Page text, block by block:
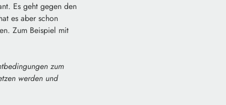
Es geht gegen den
es aber schon
Zum Beispiel mit
zum
werden und